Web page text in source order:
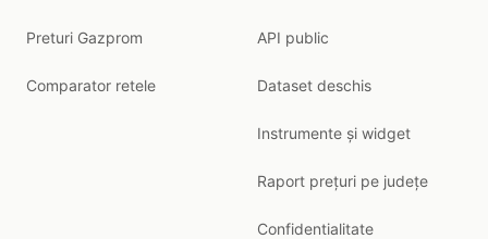
Preturi Gazprom
Comparator retele
API public
Dataset deschis
Instrumente și widget
Raport prețuri pe județe
Confidentialitate